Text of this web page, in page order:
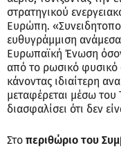
στρατηγικού
Ευρώπη.
ευθυγράμμιση ανάμεσα
Ευρωπαϊκή Ένωση
από το ρωσικό φυσικό
κάνοντας ιδιαίτερη
μεταφέρεται μέσω
διασφαλίσει ότι δεν
Στο περιθώριο του